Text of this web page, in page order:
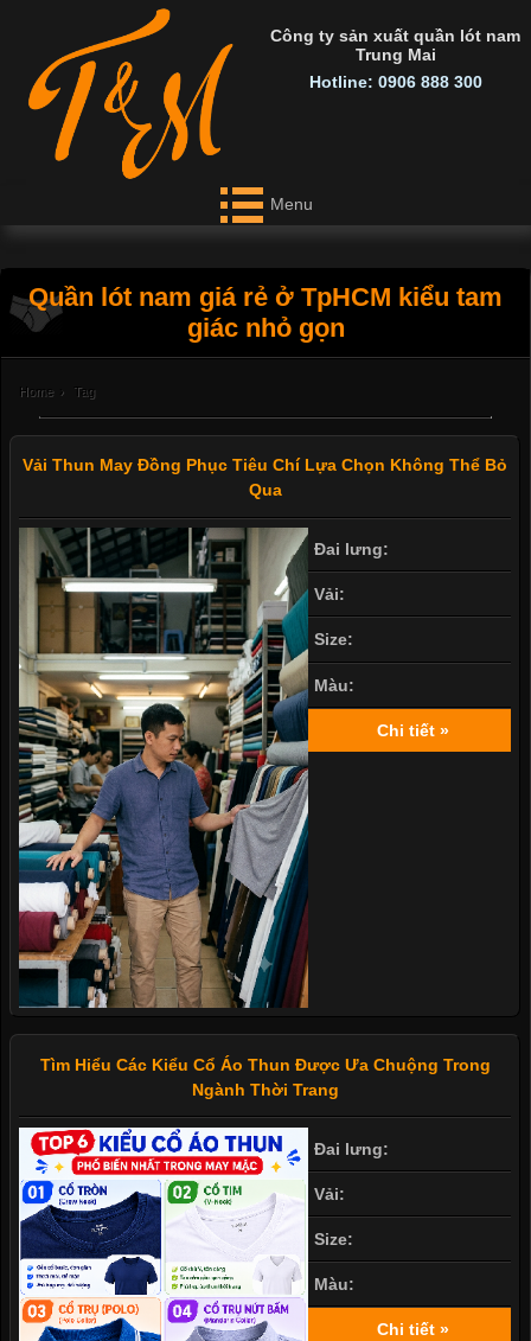
Công ty sản xuất quần lót nam
Trung Mai
Hotline: 0906 888 300
Menu
Quần lót nam giá rẻ ở TpHCM kiểu tam
giác nhỏ gọn
Home › Tag
Vải Thun May Đồng Phục Tiêu Chí Lựa Chọn Không Thể Bỏ
Qua
Đai lưng:
Vải:
Size:
Màu:
Chi tiết »
Tìm Hiểu Các Kiểu Cổ Áo Thun Được Ưa Chuộng Trong
Ngành Thời Trang
Đai lưng:
Vải:
Size:
Màu:
Chi tiết »